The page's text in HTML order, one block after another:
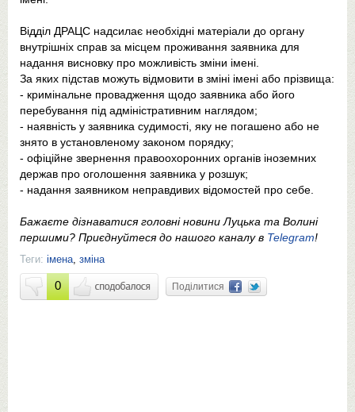
Відділ ДРАЦС надсилає необхідні матеріали до органу
внутрішніх справ за місцем проживання заявника для
надання висновку про можливість зміни імені.
За яких підстав можуть відмовити в зміні імені або прізвища:
- кримінальне провадження щодо заявника або його
перебування під адміністративним наглядом;
- наявність у заявника судимості, яку не погашено або не
знято в установленому законом порядку;
- офіційне звернення правоохоронних органів іноземних
держав про оголошення заявника у розшук;
- надання заявником неправдивих відомостей про себе.
Бажаєте дізнаватися головні новини Луцька та Волині
першими? Приєднуйтеся до нашого каналу в Telegram!
Теги: імена, зміна
0 Поділитися